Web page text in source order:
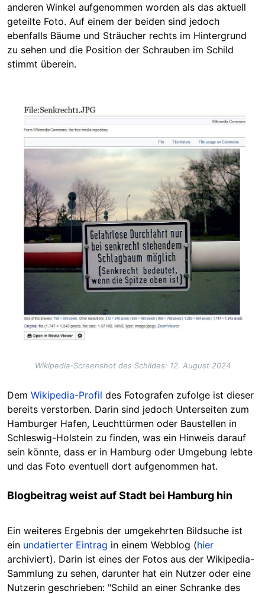
anderen Winkel aufgenommen worden als das aktuell
geteilte Foto. Auf einem der beiden sind jedoch
ebenfalls Bäume und Sträucher rechts im Hintergrund
zu sehen und die Position der Schrauben im Schild
stimmt überein.
Image
Wikipedia-Screenshot des Schildes: 12. August 2024
Dem Wikipedia-Profil des Fotografen zufolge ist dieser
bereits verstorben. Darin sind jedoch Unterseiten zum
Hamburger Hafen, Leuchttürmen oder Baustellen in
Schleswig-Holstein zu finden, was ein Hinweis darauf
sein könnte, dass er in Hamburg oder Umgebung lebte
und das Foto eventuell dort aufgenommen hat.
Blogbeitrag weist auf Stadt bei Hamburg hin
Ein weiteres Ergebnis der umgekehrten Bildsuche ist
ein undatierter Eintrag in einem Webblog (hier
archiviert). Darin ist eines der Fotos aus der Wikipedia-
Sammlung zu sehen, darunter hat ein Nutzer oder eine
Nutzerin geschrieben: "Schild an einer Schranke des